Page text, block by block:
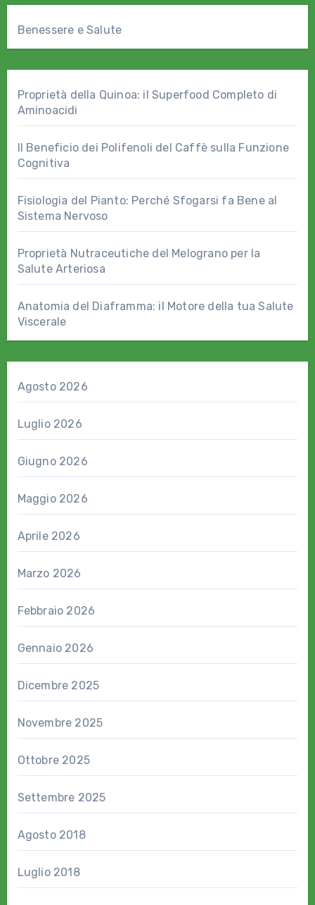
Benessere e Salute
Proprietà della Quinoa: il Superfood Completo di
Aminoacidi
Il Beneficio dei Polifenoli del Caffè sulla Funzione
Cognitiva
Fisiologia del Pianto: Perché Sfogarsi fa Bene al
Sistema Nervoso
Proprietà Nutraceutiche del Melograno per la
Salute Arteriosa
Anatomia del Diaframma: il Motore della tua Salute
Viscerale
Agosto 2026
Luglio 2026
Giugno 2026
Maggio 2026
Aprile 2026
Marzo 2026
Febbraio 2026
Gennaio 2026
Dicembre 2025
Novembre 2025
Ottobre 2025
Settembre 2025
Agosto 2018
Luglio 2018